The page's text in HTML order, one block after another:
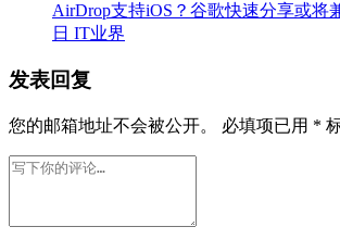
AirDrop支持iOS？谷歌快速分享或将
日 IT业界
发表回复
您的邮箱地址不会被公开。 必填项已用 *